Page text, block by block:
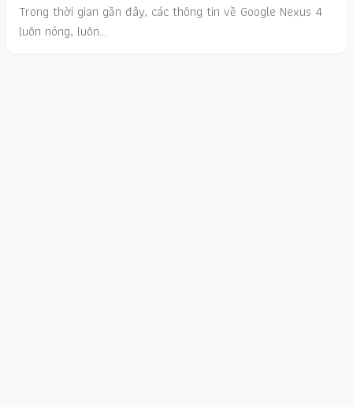
Trong thời gian gần đây, các thông tin về Google Nexus 4
luôn nóng, luôn…